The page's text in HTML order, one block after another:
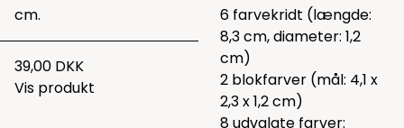
cm.
39,00 DKK
Vis produkt
6 farvekridt (længde:
8,3 cm, diameter: 1,2
cm)
2 blokfarver (mål: 4,1 x
2,3 x 1,2 cm)
8 udvalgte farver: